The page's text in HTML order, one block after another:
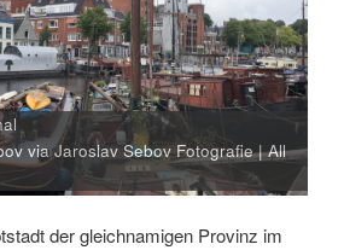
via Jaroslav Sebov Fotografie | All
der gleichnamigen Provinz im